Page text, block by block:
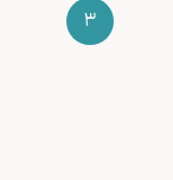
تصمیمت که
3